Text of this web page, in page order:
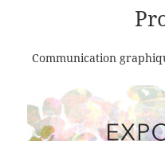
Communication